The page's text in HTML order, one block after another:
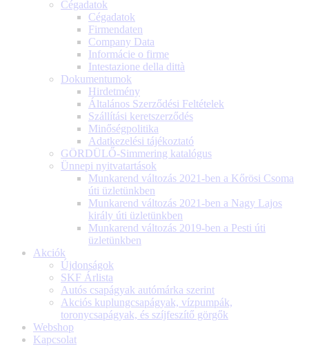
Cégadatok
Cégadatok
Firmendaten
Company Data
Informácie o firme
Intestazione della dittà
Dokumentumok
Hirdetmény
Általános Szerződési Feltételek
Szállítási keretszerződés
Minőségpolitika
Adatkezelési tájékoztató
GÖRDÜLŐ-Simmering katalógus
Ünnepi nyitvatartások
Munkarend változás 2021-ben a Kőrösi Csoma
úti üzletünkben
Munkarend változás 2021-ben a Nagy Lajos
király úti üzletünkben
Munkarend változás 2019-ben a Pesti úti
üzletünkben
Akciók
Újdonságok
SKF Árlista
Autós csapágyak autómárka szerint
Akciós kuplungcsapágyak, vízpumpák,
toronycsapágyak, és szíjfeszítő görgők
Webshop
Kapcsolat